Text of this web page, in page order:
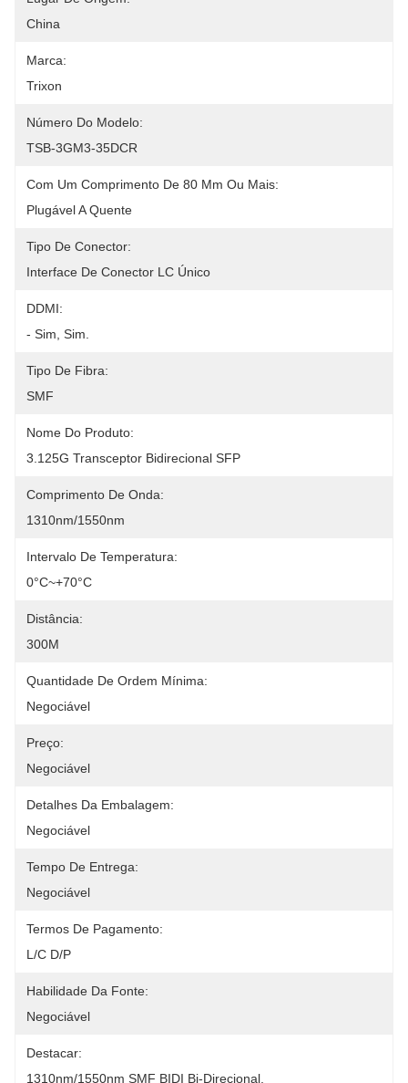
China
Marca:
Trixon
Número Do Modelo:
TSB-3GM3-35DCR
Com Um Comprimento De 80 Mm Ou Mais:
Plugável A Quente
Tipo De Conector:
Interface De Conector LC Único
DDMI:
- Sim, Sim.
Tipo De Fibra:
SMF
Nome Do Produto:
3.125G Transceptor Bidirecional SFP
Comprimento De Onda:
1310nm/1550nm
Intervalo De Temperatura:
0°C~+70°C
Distância:
300M
Quantidade De Ordem Mínima:
Negociável
Preço:
Negociável
Detalhes Da Embalagem:
Negociável
Tempo De Entrega:
Negociável
Termos De Pagamento:
L/C D/P
Habilidade Da Fonte:
Negociável
Destacar:
1310nm/1550nm SMF BIDI Bi-Direcional